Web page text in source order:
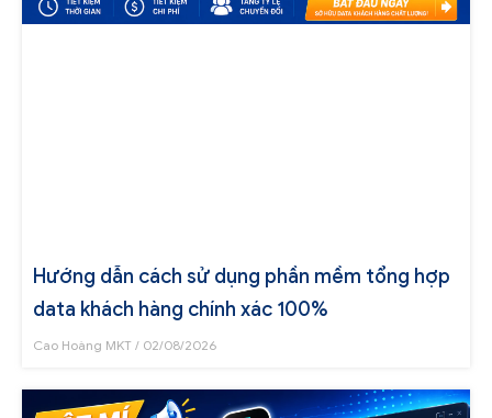
Hướng dẫn cách sử dụng phần mềm tổng hợp
data khách hàng chính xác 100%
Cao Hoàng MKT 02/08/2026